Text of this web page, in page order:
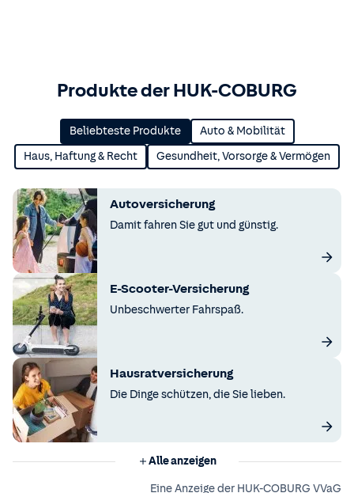
Produkte der HUK-COBURG
Beliebteste Produkte Auto & Mobilität
Haus, Haftung & Recht Gesundheit, Vorsorge & Vermögen
Autoversicherung
Damit fahren Sie gut und günstig.
E-Scooter-Versicherung
Unbeschwerter Fahrspaß.
Hausratversicherung
Die Dinge schützen, die Sie lieben.
Alle anzeigen
Eine Anzeige der HUK-COBURG VVaG